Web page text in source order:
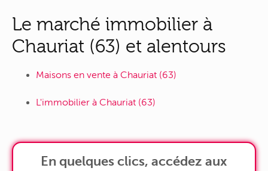
Le marché immobilier à
Chauriat (63) et alentours
Maisons en vente à Chauriat (63)
L'immobilier à Chauriat (63)
En quelques clics, accédez aux